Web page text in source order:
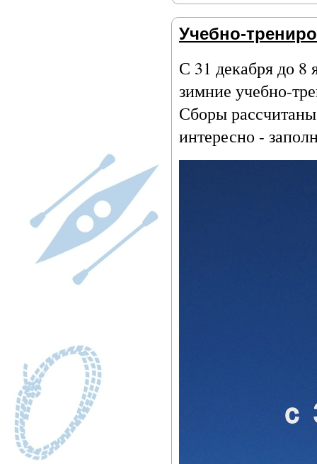
Учебно-
С 31 декабря до 8
зимние учебно-
Сборы
интересно -